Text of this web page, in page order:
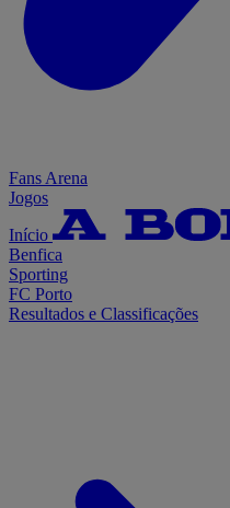
Fans Arena
Jogos
Início
Benfica
Sporting
FC Porto
Resultados e Classificações